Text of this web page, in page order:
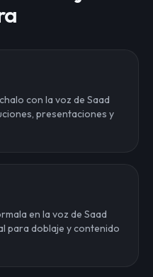
con la voz de Saad
presentaciones y
en la voz de Saad
para doblaje y contenido